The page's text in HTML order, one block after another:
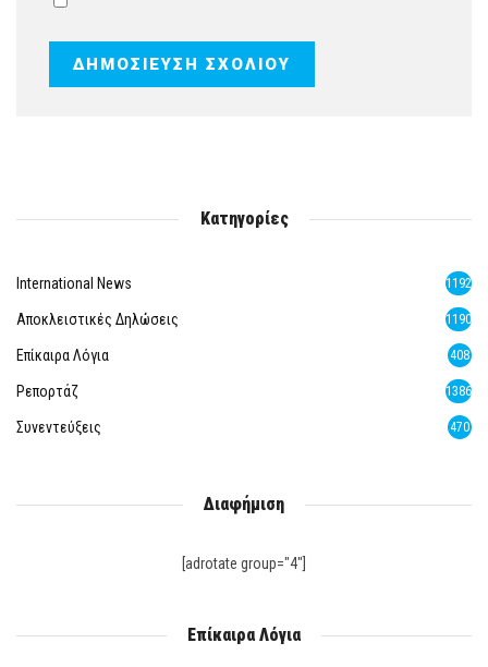
Κατηγορίες
International News 1192
Αποκλειστικές Δηλώσεις 1190
Επίκαιρα Λόγια 408
Ρεπορτάζ 1386
Συνεντεύξεις 470
Διαφήμιση
[adrotate group="4"]
Επίκαιρα Λόγια